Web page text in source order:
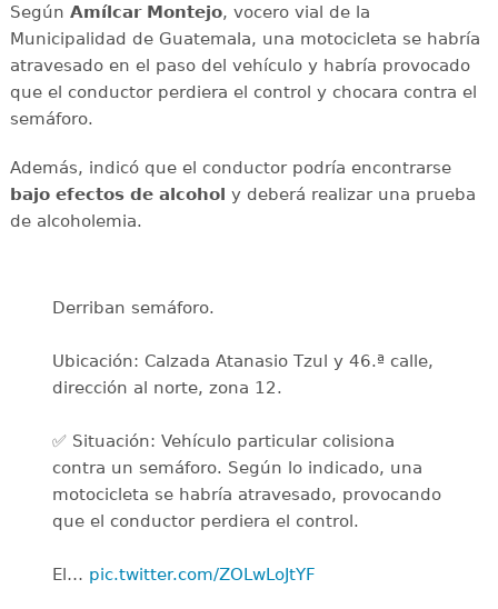
Según Amílcar Montejo, vocero vial de la
Municipalidad de Guatemala, una motocicleta se habría
atravesado en el paso del vehículo y habría provocado
que el conductor perdiera el control y chocara contra el
semáforo.
Además, indicó que el conductor podría encontrarse
bajo efectos de alcohol y deberá realizar una prueba
de alcoholemia.
Derriban semáforo.
Ubicación: Calzada Atanasio Tzul y 46.ª calle,
dirección al norte, zona 12.
✅ Situación: Vehículo particular colisiona
contra un semáforo. Según lo indicado, una
motocicleta se habría atravesado, provocando
que el conductor perdiera el control.
El… pic.twitter.com/ZOLwLoJtYF